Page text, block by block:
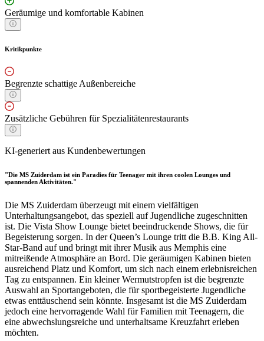
Geräumige und komfortable Kabinen
Kritikpunkte
Begrenzte schattige Außenbereiche
Zusätzliche Gebühren für Spezialitätenrestaurants
KI-generiert aus Kundenbewertungen
"Die MS Zuiderdam ist ein Paradies für Teenager mit ihren coolen Lounges und
spannenden Aktivitäten."
Die MS Zuiderdam überzeugt mit einem vielfältigen
Unterhaltungsangebot, das speziell auf Jugendliche zugeschnitten
ist. Die Vista Show Lounge bietet beeindruckende Shows, die für
Begeisterung sorgen. In der Queen’s Lounge tritt die B.B. King All-
Star-Band auf und bringt mit ihrer Musik aus Memphis eine
mitreißende Atmosphäre an Bord. Die geräumigen Kabinen bieten
ausreichend Platz und Komfort, um sich nach einem erlebnisreichen
Tag zu entspannen. Ein kleiner Wermutstropfen ist die begrenzte
Auswahl an Sportangeboten, die für sportbegeisterte Jugendliche
etwas enttäuschend sein könnte. Insgesamt ist die MS Zuiderdam
jedoch eine hervorragende Wahl für Familien mit Teenagern, die
eine abwechslungsreiche und unterhaltsame Kreuzfahrt erleben
möchten.